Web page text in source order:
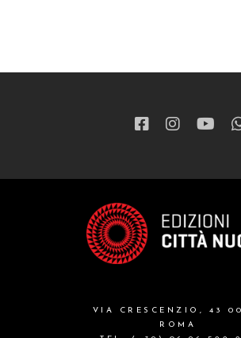
VIA CRESCENZIO, 43
ROMA